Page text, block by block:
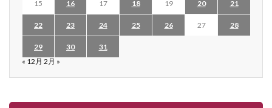
15 16 17 18 19 20 21
22 23 24 25 26 27 28
29 30
31
« 12月 2月 »